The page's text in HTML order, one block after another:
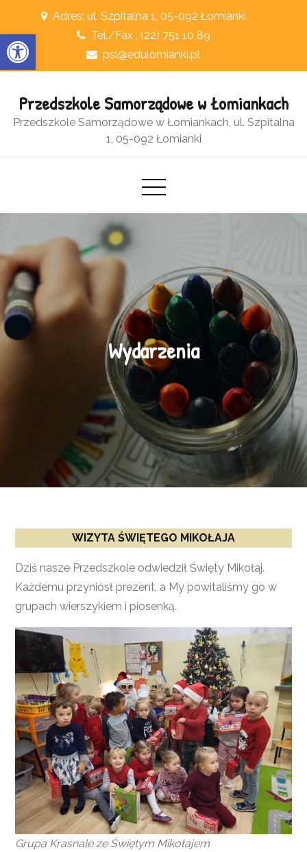
Otwórz pasek narzędzi
content
Adres: ul. Szpitalna 1, 05-092 Łomianki
Tel./Fax : (22) 751 10 89
psl@edulomianki.pl
Przedszkole Samorządowe w Łomiankach
Przedszkole Samorządowe w Łomiankach, ul. Szpitalna
1, 05-092 Łomianki
Wydarzenia
WIZYTA ŚWIĘTEGO MIKOŁAJA
Dziś nasze Przedszkole odwiedził Święty Mikołaj.
Każdemu przyniósł prezent, a My powitaliśmy go w
grupach wierszykiem i piosenką.
Grupa Krasnale ze Świętym Mikołajem